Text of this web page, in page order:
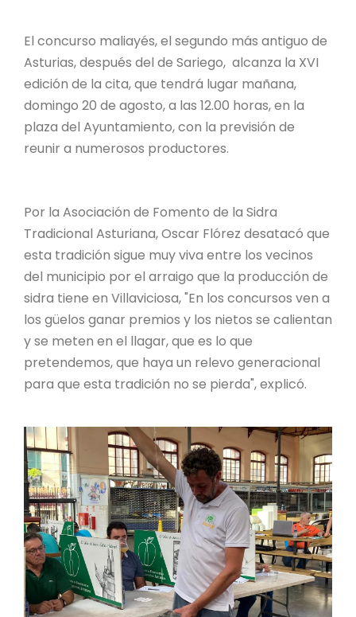
El concurso maliayés, el segundo más antiguo de
Asturias, después del de Sariego, alcanza la XVI
edición de la cita, que tendrá lugar mañana,
domingo 20 de agosto, a las 12.00 horas, en la
plaza del Ayuntamiento, con la previsión de
reunir a numerosos productores.
Por la Asociación de Fomento de la Sidra
Tradicional Asturiana, Oscar Flórez desatacó que
esta tradición sigue muy viva entre los vecinos
del municipio por el arraigo que la producción de
sidra tiene en Villaviciosa, "En los concursos ven a
los güelos ganar premios y los nietos se calientan
y se meten en el llagar, que es lo que
pretendemos, que haya un relevo generacional
para que esta tradición no se pierda", explicó.